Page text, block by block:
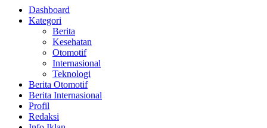
Dashboard
Kategori
Berita
Kesehatan
Otomotif
Internasional
Teknologi
Berita Otomotif
Berita Internasional
Profil
Redaksi